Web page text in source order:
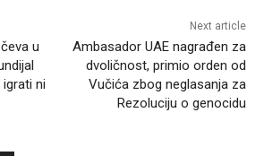
u
ni
Next article
Ambasador UAE nagrađen za
dvoličnost, primio orden od
Vučića zbog neglasanja za
Rezoluciju o genocidu